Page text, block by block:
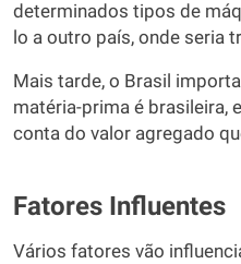
determinados tipos de
lo a outro país, onde seria
Mais tarde, o Brasil
matéria-prima é brasileira,
conta do valor agregado
Fatores Influentes
Vários fatores vão